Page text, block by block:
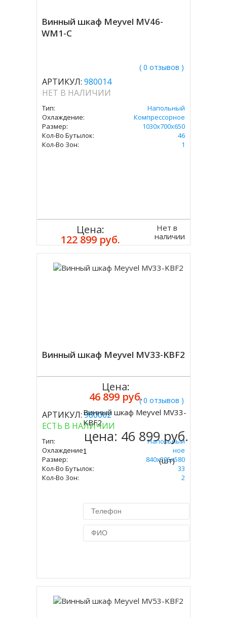
Винный шкаф Meyvel MV46-
WM1-C
( 0 отзывов )
АРТИКУЛ: 980014
НЕТ В НАЛИЧИИ
Тип:
Напольный
Охлаждение:
Компрессорное
Размер:
1030х700х650
Кол-Во Бутылок:
46
Кол-Во Зон:
1
Цена:
122 899 руб.
Нет в
наличии
Винный шкаф Meyvel MV33-KBF2
( 0 отзывов )
АРТИКУЛ:980002
ЕСТЬ В НАЛИЧИИ
Тип:
Напольный
Охлаждение:
Компрессорное
Размер:
840х395х580
Кол-Во Бутылок:
33
Кол-Во Зон:
2
Цена:
46 899 руб.
Купить
Винный шкаф Meyvel MV33-
KBF2
цена: 46 899 руб.
(шт)